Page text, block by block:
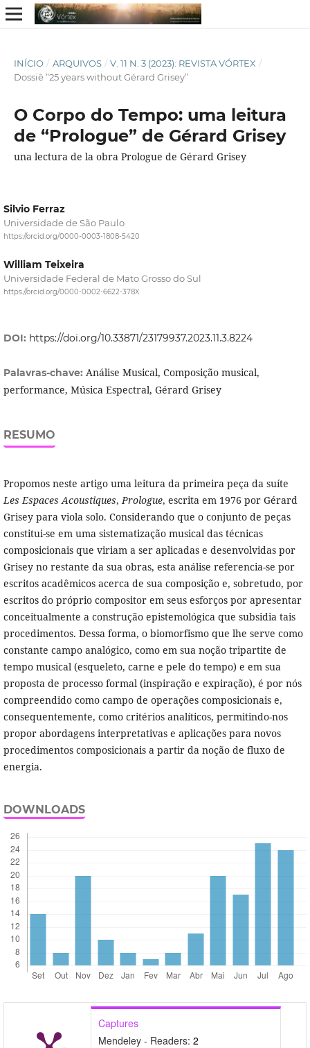
INÍCIO / ARQUIVOS / V. 11 N. 3 (2023): REVISTA VÓRTEX /
Dossiê ”25 years without Gérard Grisey”
O Corpo do Tempo: uma leitura
de “Prologue” de Gérard Grisey
una lectura de la obra Prologue de Gérard Grisey
Silvio Ferraz
Universidade de São Paulo
https://orcid.org/0000-0003-1808-5420
William Teixeira
Universidade Federal de Mato Grosso do Sul
https://orcid.org/0000-0002-6622-378X
DOI: https://doi.org/10.33871/23179937.2023.11.3.8224
Palavras-chave: Análise Musical, Composição musical,
performance, Música Espectral, Gérard Grisey
RESUMO
Propomos neste artigo uma leitura da primeira peça da suíte
Les Espaces Acoustiques, Prologue, escrita em 1976 por Gérard
Grisey para viola solo. Considerando que o conjunto de peças
constitui-se em uma sistematização musical das técnicas
composicionais que viriam a ser aplicadas e desenvolvidas por
Grisey no restante da sua obras, esta análise referencia-se por
escritos acadêmicos acerca de sua composição e, sobretudo, por
escritos do próprio compositor em seus esforços por apresentar
conceitualmente a construção epistemológica que subsidia tais
procedimentos. Dessa forma, o biomorfismo que lhe serve como
constante campo analógico, como em sua noção tripartite de
tempo musical (esqueleto, carne e pele do tempo) e em sua
proposta de processo formal (inspiração e expiração), é por nós
compreendido como campo de operações composicionais e,
consequentemente, como critérios analíticos, permitindo-nos
propor abordagens interpretativas e aplicações para novos
procedimentos composicionais a partir da noção de fluxo de
energia.
DOWNLOADS
Captures
Mendeley - Readers: 2